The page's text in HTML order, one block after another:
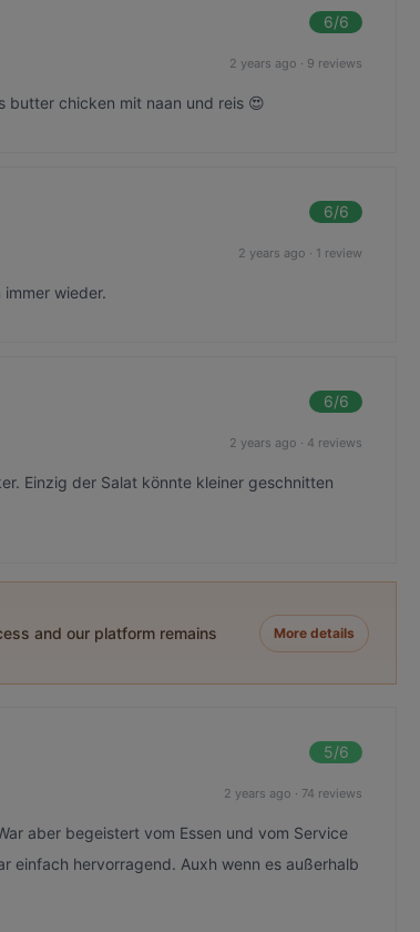
6/6
2 years ago · 9 reviews
butter chicken mit naan und reis 😍
6/6
2 years ago · 1 review
wieder.
6/6
2 years ago · 4 reviews
Einzig der Salat könnte kleiner geschnitten
and our platform remains
More details
5/6
2 years ago · 74 reviews
aber begeistert vom Essen und vom Service
einfach hervorragend. Auxh wenn es außerhalb